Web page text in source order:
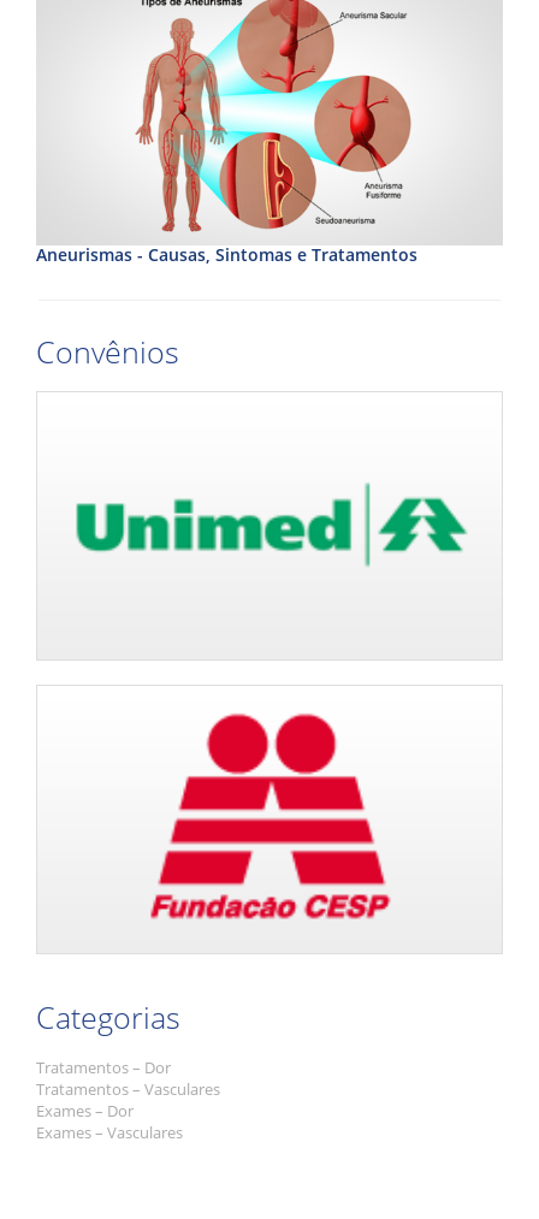
Aneurismas - Causas, Sintomas e Tratamentos
Convênios
Categorias
Tratamentos – Dor
Tratamentos – Vasculares
Exames – Dor
Exames – Vasculares